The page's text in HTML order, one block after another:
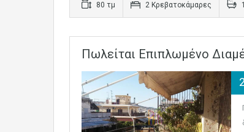
80 τμ 2 Κρεβατοκάμαρες
Πωλείται Επιπλωμένο